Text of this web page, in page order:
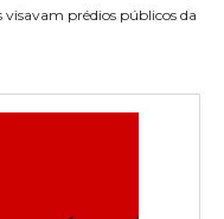
visavam prédios públicos da